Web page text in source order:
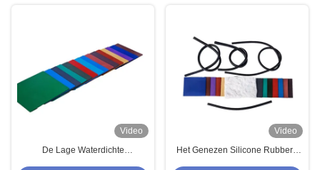
Video
De Lage Waterdichte
Video
Het Genezen Silicone Rubbero